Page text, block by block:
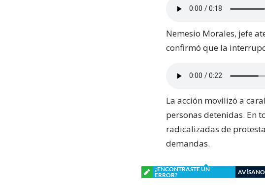
Nemesio Morales, jefe
confirmó que la
La acción movilizó a
personas detenidas. En
radicalizadas de
demandas.
¿ENCONTRASTE UN
ERROR?